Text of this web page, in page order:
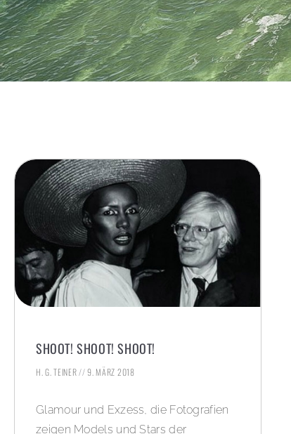
SHOOT! SHOOT! SHOOT!
H. G. TEINER 9. MÄRZ 2018
Glamour und Exzess, die Fotografien
zeigen Models und Stars der